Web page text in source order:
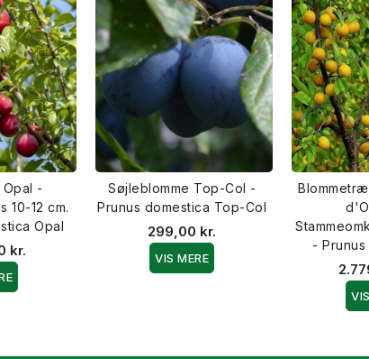
-
10-12 cm.
Opal
kr.
Søjleblomme Top-Col -
Prunus domestica Top-Col
299,00 kr.
VIS MERE
- Prunus